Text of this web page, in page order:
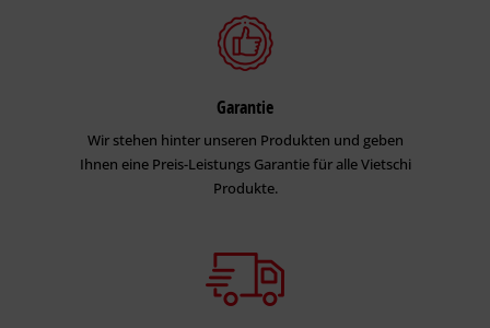
Garantie
Wir stehen hinter unseren Produkten und geben
Ihnen eine Preis-Leistungs Garantie für alle Vietschi
Produkte.